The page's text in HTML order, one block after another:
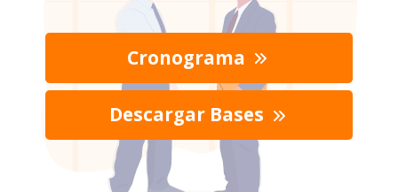
Cronograma
Descargar Bases